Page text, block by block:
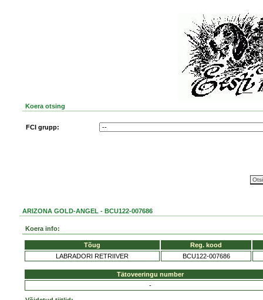
Koera otsing
FCI grupp:
ARIZONA GOLD-ANGEL - BCU122-007686
Koera info:
Tõug
Reg. kood
LABRADORI RETRIIVER
BCU122-007686
Tätoveeringu number
-